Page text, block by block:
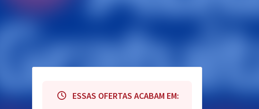
ESSAS OFERTAS ACABAM EM: